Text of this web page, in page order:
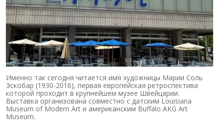
Именно так сегодня читается имя художницы Марии Соль
Эскобар (1930-2016), первая европейская ретроспектива
которой проходит в крупнейшем музее Швейцарии.
Выставка организована совместно с датским Louisiana
Museum of Modern Art и американским Buffalo AKG Art
Museum.